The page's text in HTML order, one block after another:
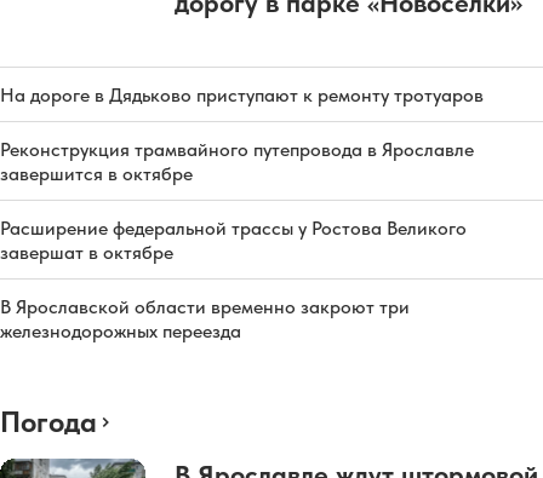
На дороге в Дядьково приступают к ремонту тротуаров
Реконструкция трамвайного путепровода в Ярославле
завершится в октябре
Расширение федеральной трассы у Ростова Великого
завершат в октябре
В Ярославской области временно закроют три
железнодорожных переезда
Погода